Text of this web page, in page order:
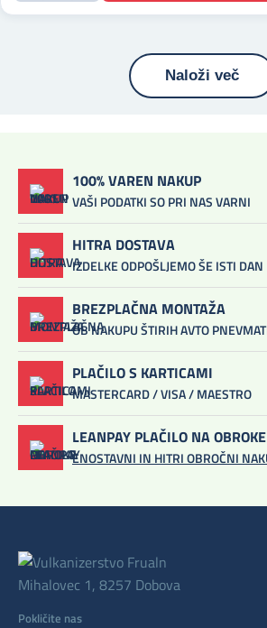
Naloži več
100% VAREN NAKUP
VAŠI PODATKI SO PRI NAS VARNI
HITRA DOSTAVA
IZDELKE ODPOŠLJEMO ŠE ISTI DAN
BREZPLAČNA MONTAŽA
OB NAKUPU ŠTIRIH AVTO
PLAČILO S KARTICAMI
MASTERCARD / VISA / MAESTRO
LEANPAY PLAČILO NA OBROKE
ENOSTAVNI IN HITRI OBROČNI
Mihalovec 1, 8257 Dobova
Pokličite nas